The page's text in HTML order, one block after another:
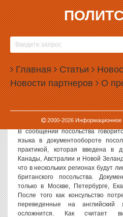
Главная Статьи
Новости партнеров О
2000-2026Информационное
24.04.2007, 13:29
УЖЕСТОЧЕНИЕ
ОФОРМЛЕНИЮ ВИЗ В
МОЖЕТ УМЕНЬШИТЬ
Накануне вступили в силу
Великобританию. Теперь все
только на английском языке,
требование делать перевод
заверенный нотариусом.
В сообщении посольства
языка в документообороте
практикой, которая введена в
Канады, Австралии и Новой
что в нескольких регионах будут
британского посольства.
только в Москве, Петербурге,
После того как консульство
переведенные на английский
осложнится. Как считает